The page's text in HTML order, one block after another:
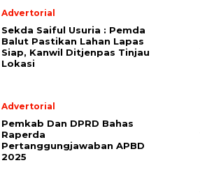
Advertorial
Sekda Saiful Usuria : Pemda
Balut Pastikan Lahan Lapas
Siap, Kanwil Ditjenpas Tinjau
Lokasi
Advertorial
Pemkab Dan DPRD Bahas
Raperda
Pertanggungjawaban APBD
2025